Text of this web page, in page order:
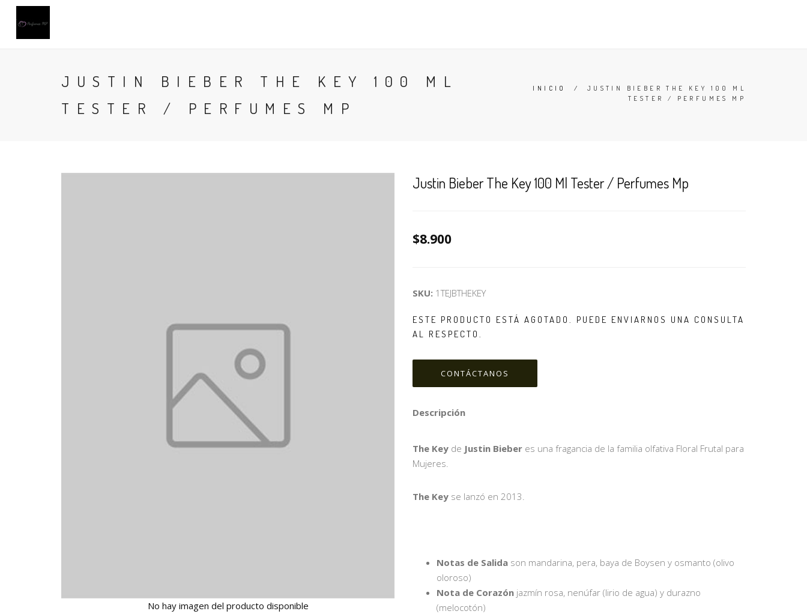
JUSTIN BIEBER THE KEY 100 ML
TESTER / PERFUMES MP
INICIO / JUSTIN BIEBER THE KEY 100 ML
TESTER / PERFUMES MP
No hay imagen del producto disponible
Justin Bieber The Key 100 Ml Tester / Perfumes Mp
$8.900
SKU: 1TEJBTHEKEY
ESTE PRODUCTO ESTÁ AGOTADO. PUEDE ENVIARNOS UNA CONSULTA
AL RESPECTO.
CONTÁCTANOS
Descripción
The Key de Justin Bieber es una fragancia de la familia olfativa Floral Frutal para
Mujeres.
The Key se lanzó en 2013.
Notas de Salida son mandarina, pera, baya de Boysen y osmanto (olivo
oloroso)
Nota de Corazón jazmín rosa, nenúfar (lirio de agua) y durazno
(melocotón)